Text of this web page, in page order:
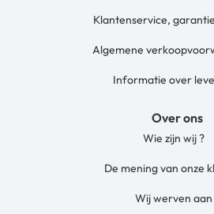
Klantenservice,
Algemene
Informatie over
Over ons
Wie zijn wij ?
De mening van onze
Wij werven aan